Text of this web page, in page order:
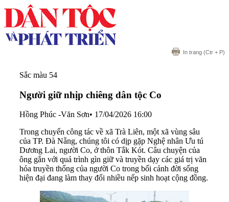
In trang (Ctr + P)
Sắc màu 54
Người giữ nhịp chiêng dân tộc Co
Hồng Phúc -Văn Sơn• 17/04/2026 16:00
Trong chuyến công tác về xã Trà Liên, một xã vùng sâu
của TP. Đà Nẵng, chúng tôi có dịp gặp Nghệ nhân Ưu tú
Dương Lai, người Co, ở thôn Tắk Kót. Câu chuyện của
ông gắn với quá trình gìn giữ và truyền dạy các giá trị văn
hóa truyền thống của người Co trong bối cảnh đời sống
hiện đại đang làm thay đổi nhiều nếp sinh hoạt cộng đồng.